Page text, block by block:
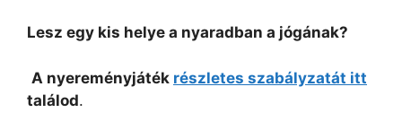
Lesz egy kis helye a nyaradban a jógának?
A nyereményjáték részletes szabályzatát itt
találod.